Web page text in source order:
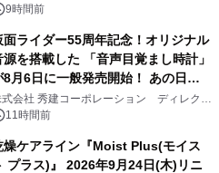
9時間前
面ライダー55周年記念！オリジナル
源を搭載した 「音声目覚まし時計」
8月6日に一般発売開始！ あの日の
興奮が今甦る
式会社 秀建コーポレーション ディレクト
トギャラリー
11時間前
燥ケアライン『Moist Plus(モイス
プラス)』 2026年9月24日(木)リニ